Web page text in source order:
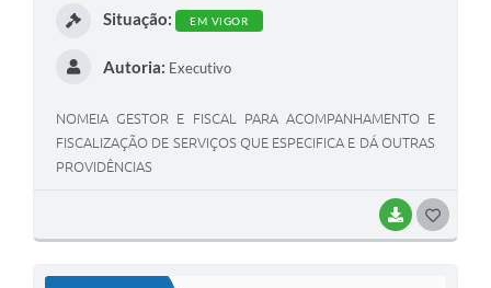
BAIXAR
Situação: EM VIGOR
Autoria: Executivo
NOMEIA GESTOR E FISCAL PARA ACOMPANHAMENTO E
FISCALIZAÇÃO DE SERVIÇOS QUE ESPECIFICA E DÁ OUTRAS
PROVIDÊNCIAS